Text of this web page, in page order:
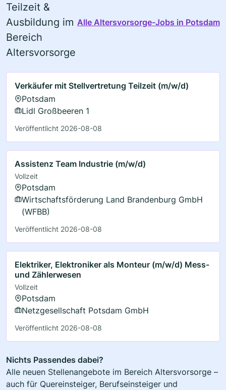
Teilzeit &
Ausbildung im
Bereich
Altersvorsorge
Alle Altersvorsorge-Jobs in Potsdam
Verkäufer mit Stellvertretung Teilzeit (m/w/d)
Potsdam
Lidl Großbeeren 1
Veröffentlicht 2026-08-08
Assistenz Team Industrie (m/w/d)
Vollzeit
Potsdam
Wirtschaftsförderung Land Brandenburg GmbH
(WFBB)
Veröffentlicht 2026-08-08
Elektriker, Elektroniker als Monteur (m/w/d) Mess-
und Zählerwesen
Vollzeit
Potsdam
Netzgesellschaft Potsdam GmbH
Veröffentlicht 2026-08-08
Nichts Passendes dabei?
Alle neuen Stellenangebote im Bereich Altersvorsorge –
auch für Quereinsteiger, Berufseinsteiger und